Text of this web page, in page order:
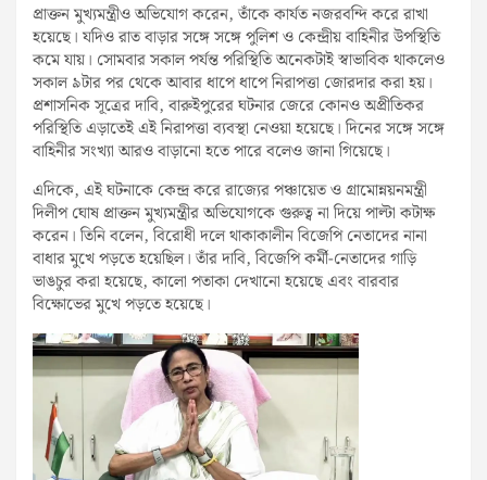
প্রাক্তন মুখ্যমন্ত্রীও অভিযোগ করেন, তাঁকে কার্যত নজরবন্দি করে রাখা
হয়েছে। যদিও রাত বাড়ার সঙ্গে সঙ্গে পুলিশ ও কেন্দ্রীয় বাহিনীর উপস্থিতি
কমে যায়। সোমবার সকাল পর্যন্ত পরিস্থিতি অনেকটাই স্বাভাবিক থাকলেও
সকাল ৯টার পর থেকে আবার ধাপে ধাপে নিরাপত্তা জোরদার করা হয়।
প্রশাসনিক সূত্রের দাবি, বারুইপুরের ঘটনার জেরে কোনও অপ্রীতিকর
পরিস্থিতি এড়াতেই এই নিরাপত্তা ব্যবস্থা নেওয়া হয়েছে। দিনের সঙ্গে সঙ্গে
বাহিনীর সংখ্যা আরও বাড়ানো হতে পারে বলেও জানা গিয়েছে।
এদিকে, এই ঘটনাকে কেন্দ্র করে রাজ্যের পঞ্চায়েত ও গ্রামোন্নয়নমন্ত্রী
দিলীপ ঘোষ প্রাক্তন মুখ্যমন্ত্রীর অভিযোগকে গুরুত্ব না দিয়ে পাল্টা কটাক্ষ
করেন। তিনি বলেন, বিরোধী দলে থাকাকালীন বিজেপি নেতাদের নানা
বাধার মুখে পড়তে হয়েছিল। তাঁর দাবি, বিজেপি কর্মী-নেতাদের গাড়ি
ভাঙচুর করা হয়েছে, কালো পতাকা দেখানো হয়েছে এবং বারবার
বিক্ষোভের মুখে পড়তে হয়েছে।